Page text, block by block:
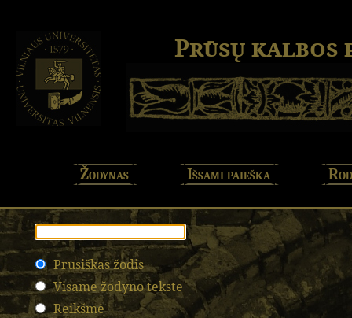
Prūsų kalbos
Žodynas Išsami paieška
Prūsiškas žodis
Visame žodyno tekste
Reikšmė